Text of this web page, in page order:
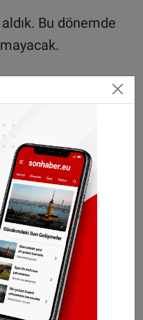
Bu dönemde
artırıyor ancak biz
öngörmüyoruz.
vatandaşlarımızın
aldık. Yüzde
beklenemez
faydalanacağız